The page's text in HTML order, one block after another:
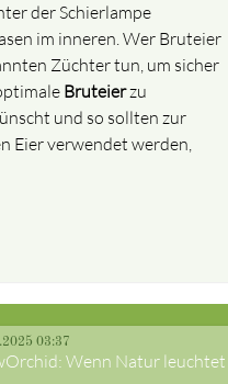
der Schierlampe
im inneren. Wer Bruteier
Züchter tun, um sicher
Bruteierzu
und so sollten zur
Eier verwendet werden,
03:37
Wenn Natur leuchtet